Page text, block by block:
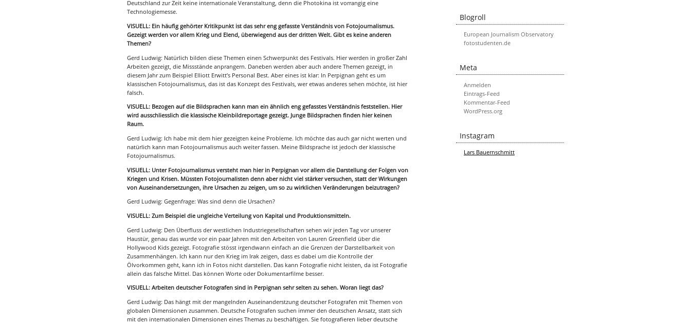
Deutschland zur Zeit keine internationale Veranstaltung, denn die Photokina ist vorrangig eine
Technologiemesse.
VISUELL: Ein häufig gehörter Kritikpunkt ist das sehr eng gefasste Verständnis von Fotojournalismus.
Gezeigt werden vor allem Krieg und Elend, überwiegend aus der dritten Welt. Gibt es keine anderen
Themen?
Gerd Ludwig: Natürlich bilden diese Themen einen Schwerpunkt des Festivals. Hier werden in großer Zahl
Arbeiten gezeigt, die Missstände anprangern. Daneben werden aber auch andere Themen gezeigt, in
diesem Jahr zum Beispiel Elliott Erwitt’s Personal Best. Aber eines ist klar: In Perpignan geht es um
klassischen Fotojournalismus, das ist das Konzept des Festivals, wer etwas anderes sehen möchte, ist hier
falsch.
VISUELL: Bezogen auf die Bildsprachen kann man ein ähnlich eng gefasstes Verständnis feststellen. Hier
wird ausschliesslich die klassische Kleinbildreportage gezeigt. Junge Bildsprachen finden hier keinen
Raum.
Gerd Ludwig: Ich habe mit dem hier gezeigten keine Probleme. Ich möchte das auch gar nicht werten und
natürlich kann man Fotojournalismus auch weiter fassen. Meine Bildsprache ist jedoch der klassische
Fotojournalismus.
VISUELL: Unter Fotojournalismus versteht man hier in Perpignan vor allem die Darstellung der Folgen von
Kriegen und Krisen. Müssten Fotojournalisten denn aber nicht viel stärker versuchen, statt der Wirkungen
von Auseinandersetzungen, ihre Ursachen zu zeigen, um so zu wirklichen Veränderungen beizutragen?
Gerd Ludwig: Gegenfrage: Was sind denn die Ursachen?
VISUELL: Zum Beispiel die ungleiche Verteilung von Kapital und Produktionsmitteln.
Gerd Ludwig: Den Überfluss der westlichen Industriegesellschaften sehen wir jeden Tag vor unserer
Haustür, genau das wurde vor ein paar Jahren mit den Arbeiten von Lauren Greenfield über die
Hollywood Kids gezeigt. Fotografie stösst irgendwann einfach an die Grenzen der Darstellbarkeit von
Zusammenhängen. Ich kann nur den Krieg im Irak zeigen, dass es dabei um die Kontrolle der
Ölvorkommen geht, kann ich in Fotos nicht darstellen. Das kann Fotografie nicht leisten, da ist Fotografie
allein das falsche Mittel. Das können Worte oder Dokumentarfilme besser.
VISUELL: Arbeiten deutscher Fotografen sind in Perpignan sehr selten zu sehen. Woran liegt das?
Gerd Ludwig: Das hängt mit der mangelnden Auseinanderstzung deutscher Fotografen mit Themen von
globalen Dimensionen zusammen. Deutsche Fotografen suchen immer den deutschen Ansatz, statt sich
mit den internationalen Dimensionen eines Themas zu beschäftigen. Sie fotografieren lieber deutsche
Blogroll
European Journalism Observatory
fotostudenten.de
Meta
Anmelden
Eintrags-Feed
Kommentar-Feed
WordPress.org
Instagram
Lars Bauernschmitt